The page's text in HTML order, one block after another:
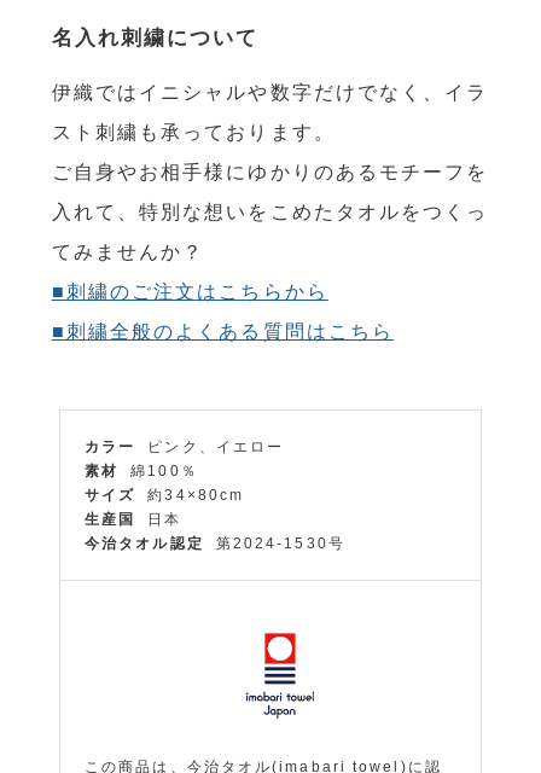
名入れ刺繍について
伊織ではイニシャルや数字だけでなく、イラ
スト刺繍も承っております。
ご自身やお相手様にゆかりのあるモチーフを
入れて、特別な想いをこめたタオルをつくっ
てみませんか？
■刺繍のご注文はこちらから
■刺繍全般のよくある質問はこちら
カラー
ピンク、イエロー
素材
綿100％
サイズ
約34×80cm
生産国
日本
今治タオル認定
第2024-1530号
この商品は、今治タオル(imabari towel)に認